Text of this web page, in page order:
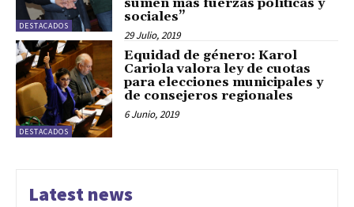
DESTACADOS
sumen más fuerzas políticas y
sociales”
29 Julio, 2019
DESTACADOS
Equidad de género: Karol
Cariola valora ley de cuotas
para elecciones municipales y
de consejeros regionales
6 Junio, 2019
Latest news